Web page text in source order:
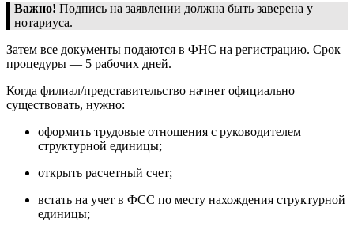
Важно! Подпись на заявлении должна быть заверена у
нотариуса.
Затем все документы подаются в ФНС на регистрацию. Срок
процедуры — 5 рабочих дней.
Когда филиал/представительство начнет официально
существовать, нужно:
оформить трудовые отношения с руководителем
структурной единицы;
открыть расчетный счет;
встать на учет в ФСС по месту нахождения структурной
единицы;